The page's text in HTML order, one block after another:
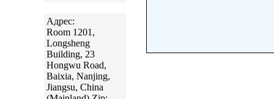
Адрес:
Room 1201,
Longsheng
Building, 23
Hongwu Road,
Baixia, Nanjing,
Jiangsu, China